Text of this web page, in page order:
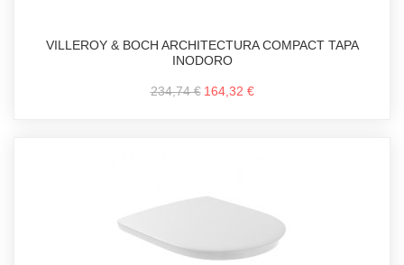
VILLEROY & BOCH ARCHITECTURA COMPACT TAPA
INODORO
234,74 € 164,32 €